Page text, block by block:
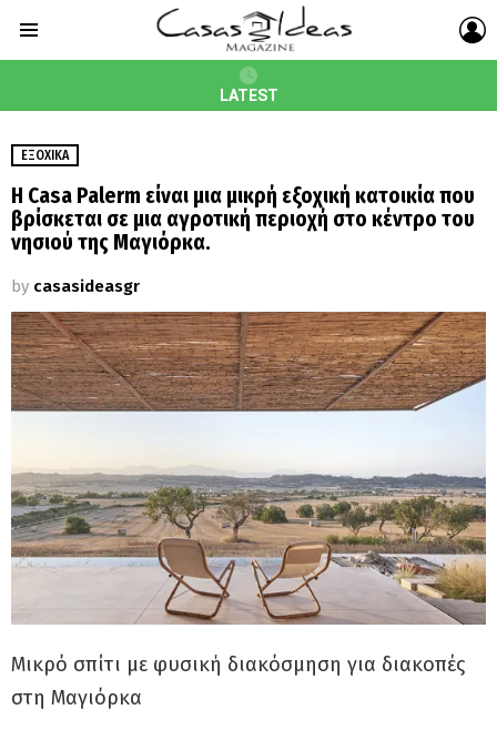
LATEST
ΕΞΟΧΙΚΆ
Η Casa Palerm είναι μια μικρή εξοχική κατοικία που
βρίσκεται σε μια αγροτική περιοχή στο κέντρο του
νησιού της Μαγιόρκα.
by casasideasgr
Μικρό σπίτι με φυσική διακόσμηση για διακοπές
στη Μαγιόρκα